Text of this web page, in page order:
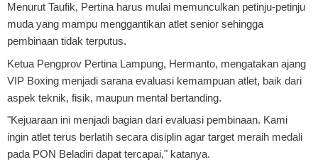
Menurut Taufik, Pertina harus mulai memunculkan petinju-petinju
muda yang mampu menggantikan atlet senior sehingga
pembinaan tidak terputus.
Ketua Pengprov Pertina Lampung, Hermanto, mengatakan ajang
VIP Boxing menjadi sarana evaluasi kemampuan atlet, baik dari
aspek teknik, fisik, maupun mental bertanding.
"Kejuaraan ini menjadi bagian dari evaluasi pembinaan. Kami
ingin atlet terus berlatih secara disiplin agar target meraih medali
pada PON Beladiri dapat tercapai," katanya.